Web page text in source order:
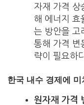
자재 가격 상
해 에너지 효
는 방안을 고
통해 가격 변
략이 필요하
한국 내수 경제에 미
원자재 가격